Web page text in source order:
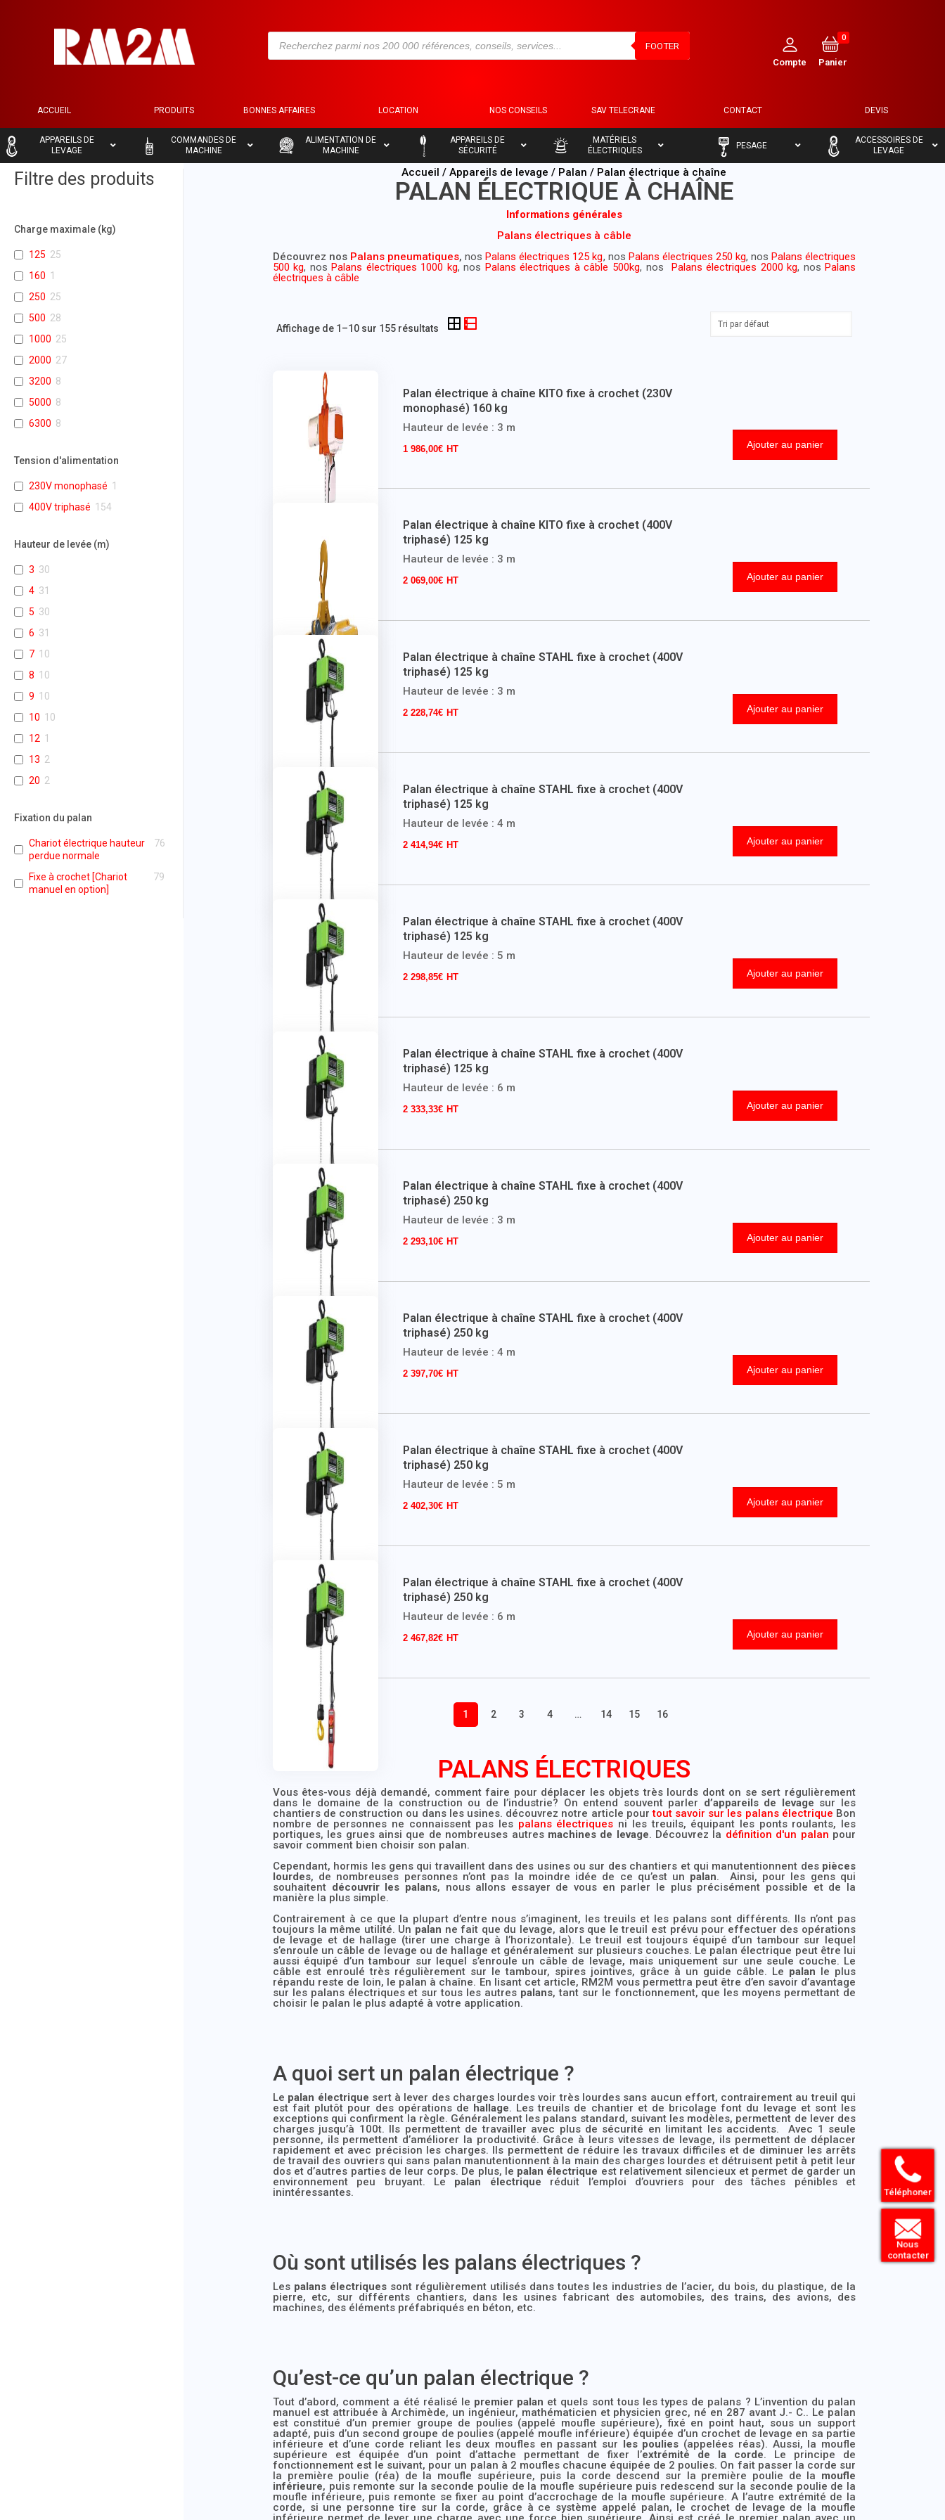
FOOTER
0
ACCUEIL
– PRODUITS
– BONNES AFFAIRES
– LOCATION
– NOS CONSEILS SAV TELECRANE
– CONTACT
– DEVIS
–
APPAREILS DE
LEVAGE
COMMANDES DE
MACHINE
ALIMENTATION DE
MACHINE
APPAREILS DE
SÉCURITÉ
MATÉRIELS
ÉLECTRIQUES
PESAGE
ACCESSOIRES DE
LEVAGE
Accueil /Appareils de levage / Palan / Palan électrique à chaîne
PALAN ÉLECTRIQUE À CHAÎNE
Informations générales
Palans électriques à câble
Découvrez nos Palans pneumatiques,nosPalans électriques 125 kg, nos Palans électriques 250 kg, nos Palans électriques
500 kg, nos Palans électriques 1000 kg, nos Palans électriques à câble 500kg, nos Palans électriques 2000 kg, nosPalans
électriques à câble
Affichage de 1–10 sur 155 résultats
Palan électrique à chaîne KITO fixe à crochet (230V
monophasé) 160 kg
Hauteur de levée : 3 m
1 986,00€ Ajouter au panier
Palan électrique à chaîne KITO fixe à crochet (400V
triphasé) 125 kg
Hauteur de levée : 3 m
2 069,00€ Ajouter au panier
Palan électrique à chaîne STAHL fixe à crochet (400V
triphasé) 125 kg
Hauteur de levée : 3 m
2 228,74€ Ajouter au panier
Palan électrique à chaîne STAHL fixe à crochet (400V
triphasé) 125 kg
Hauteur de levée : 4 m
2 414,94€ Ajouter au panier
Palan électrique à chaîne STAHL fixe à crochet (400V
triphasé) 125 kg
Hauteur de levée : 5 m
2 298,85€ Ajouter au panier
Palan électrique à chaîne STAHL fixe à crochet (400V
triphasé) 125 kg
Hauteur de levée : 6 m
2 333,33€ Ajouter au panier
Palan électrique à chaîne STAHL fixe à crochet (400V
triphasé) 250 kg
Hauteur de levée : 3 m
2 293,10€ Ajouter au panier
Palan électrique à chaîne STAHL fixe à crochet (400V
triphasé) 250 kg
Hauteur de levée : 4 m
2 397,70€ Ajouter au panier
Palan électrique à chaîne STAHL fixe à crochet (400V
triphasé) 250 kg
Hauteur de levée : 5 m
2 402,30€ Ajouter au panier
Palan électrique à chaîne STAHL fixe à crochet (400V
triphasé) 250 kg
Hauteur de levée : 6 m
2 467,82€ Ajouter au panier
1 2 3 4 … 14 15 16
PALANS ÉLECTRIQUES
Vous êtes-vous déjà demandé, comment faire pour déplacer les objets très lourds dont on se sert régulièrement
dans le domaine de la construction ou de l’industrie? On entend souvent parler d’appareils de levage sur les
chantiers de construction ou dans les usines. découvrez notre article pourtout savoir sur les palans électrique Bon
nombre de personnes ne connaissent pas les palans électriques ni les treuils, équipant les ponts roulants, les
portiques, les grues ainsi que de nombreuses autres machines de levage. Découvrez la définition d'un palan pour
savoir comment bien choisir son palan.
Cependant, hormis les gens qui travaillent dans des usines ou sur des chantiers et qui manutentionnent des pièces
lourdes, de nombreuses personnes n’ont pas la moindre idée de ce qu’est un palan. Ainsi, pour les gens qui
souhaitent découvrir les palans, nous allons essayer de vous en parler le plus précisément possible et de la
manière la plus simple.
Contrairement à ce que la plupart d’entre nous s’imaginent, les treuils et les palans sont différents. Ils n’ont pas
toujours la même utilité. Un palan ne fait que du levage, alors que le treuil est prévu pour effectuer des opérations
de levage et de hallage (tirer une charge à l’horizontale). Le treuil est toujours équipé d’un tambour sur lequel
s’enroule un câble de levage ou de hallage et généralement sur plusieurs couches. Le palan électrique peut être lui
aussi équipé d’un tambour sur lequel s’enroule un câble de levage, mais uniquement sur une seule couche. Le
câble est enroulé très régulièrement sur le tambour, spires jointives, grâce à un guide câble. Le palan le plus
répandu reste de loin, le palan à chaîne. En lisant cet article, RM2M vous permettra peut être d’en savoir d’avantage
sur les palans électriques et sur tous les autres palans, tant sur le fonctionnement, que les moyens permettant de
choisir le palan le plus adapté à votre application.
A quoi sert un palan électrique ?
Le palan électrique sert à lever des charges lourdes voir très lourdes sans aucun effort, contrairement au treuil qui
est fait plutôt pour des opérations de hallage. Les treuils de chantier et de bricolage font du levage et sont les
exceptions qui confirment la règle. Généralement les palans standard, suivant les modèles, permettent de lever des
charges jusqu’à 100t. Ils permettent de travailler avec plus de sécurité en limitant les accidents. Avec 1 seule
personne, ils permettent d’améliorer la productivité. Grâce à leurs vitesses de levage, ils permettent de déplacer
rapidement et avec précision les charges. Ils permettent de réduire les travaux difficiles et de diminuer les arrêts
de travail des ouvriers qui sans palan manutentionnent à la main des charges lourdes et détruisent petit à petit leur
dos et d’autres parties de leur corps. De plus, le palan électrique est relativement silencieux et permet de garder un
environnement peu bruyant. Le palan électrique réduit l’emploi d’ouvriers pour des tâches pénibles et
inintéressantes.
Où sont utilisés les palans électriques ?
Les palans électriques sont régulièrement utilisés dans toutes les industries de l’acier, du bois, du plastique, de la
pierre, etc, sur différents chantiers, dans les usines fabricant des automobiles, des trains, des avions, des
machines, des éléments préfabriqués en béton, etc.
Qu’est-ce qu’un palan électrique ?
Tout d’abord, comment a été réalisé le premier palan et quels sont tous les types de palans ? L’invention du palan
manuel est attribuée à Archimède, un ingénieur, mathématicien et physicien grec, né en 287 avant J.- C.. Le palan
est constitué d’un premier groupe de poulies (appelé moufle supérieure), fixé en point haut, sous un support
adapté, puis d’un second groupe de poulies (appelé moufle inférieure) équipée d’un crochet de levage en sa partie
inférieure et d’une corde reliant les deux moufles en passant sur les poulies (appelées réas). Aussi, la moufle
supérieure est équipée d’un point d’attache permettant de fixer l’extrémité de la corde. Le principe de
fonctionnement est le suivant, pour un palan à 2 moufles chacune équipée de 2 poulies. On fait passer la corde sur
la première poulie (réa) de la moufle supérieure, puis la corde descend sur la première poulie de la moufle
inférieure, puis remonte sur la seconde poulie de la moufle supérieure puis redescend sur la seconde poulie de la
moufle inférieure, puis remonte se fixer au point d’accrochage de la moufle supérieure. A l’autre extrémité de la
corde, si une personne tire sur la corde, grâce à ce système appelé palan, le crochet de levage de la moufle
Filtre des produits
Charge maximale (kg)
125 25
160 1
250 25
500 28
1000 25
2000 27
3200 8
5000 8
6300 8
Tension d'alimentation
230V monophasé 1
400V triphasé 154
Hauteur de levée (m)
3 30
4 31
5 30
6 31
7 10
8 10
9 10
10 10
12 1
13 2
20 2
Fixation du palan
Chariot électrique hauteur
perdue normale
76
Fixe à crochet [Chariot
manuel en option]
79
Téléphoner
Nous
contacter